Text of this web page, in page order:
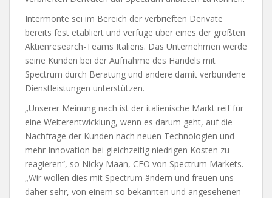
Intermonte sei im Bereich der verbrieften Derivate
bereits fest etabliert und verfüge über eines der größten
Aktienresearch-Teams Italiens. Das Unternehmen werde
seine Kunden bei der Aufnahme des Handels mit
Spectrum durch Beratung und andere damit verbundene
Dienstleistungen unterstützen.
„Unserer Meinung nach ist der italienische Markt reif für
eine Weiterentwicklung, wenn es darum geht, auf die
Nachfrage der Kunden nach neuen Technologien und
mehr Innovation bei gleichzeitig niedrigen Kosten zu
reagieren“, so Nicky Maan, CEO von Spectrum Markets.
„Wir wollen dies mit Spectrum ändern und freuen uns
daher sehr, von einem so bekannten und angesehenen